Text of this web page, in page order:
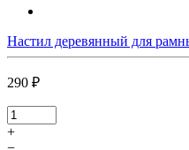
Настил деревянный для
290 ₽
+